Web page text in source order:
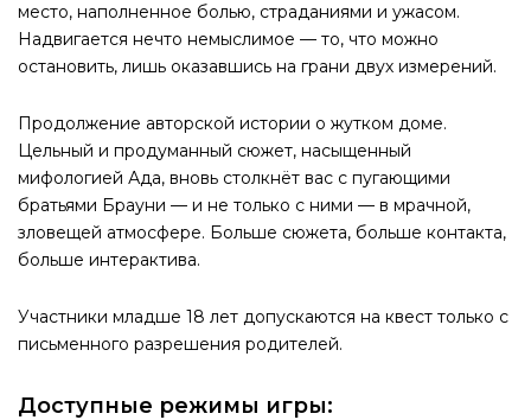
место, наполненное болью, страданиями и ужасом.
Надвигается нечто немыслимое — то, что можно
остановить, лишь оказавшись на грани двух измерений.
Продолжение авторской истории о жутком доме.
Цельный и продуманный сюжет, насыщенный
мифологией Ада, вновь столкнёт вас с пугающими
братьями Брауни — и не только с ними — в мрачной,
зловещей атмосфере. Больше сюжета, больше контакта,
больше интерактива.
Участники младше 18 лет допускаются на квест только с
письменного разрешения родителей.
Доступные режимы игры: